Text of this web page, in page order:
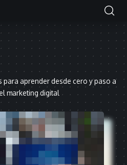
aprender desde cero y paso a
marketing digital